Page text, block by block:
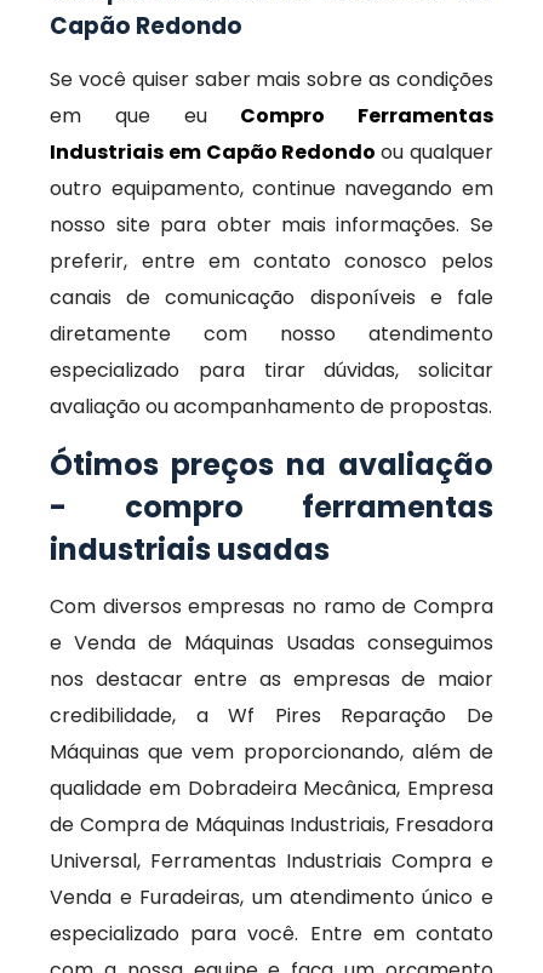
Capão Redondo
Se você quiser saber mais sobre as condições
em que eu Compro Ferramentas
Industriais em Capão Redondoou qualquer
outro equipamento, continue navegando em
nosso site para obter mais informações. Se
preferir, entre em contato conosco pelos
canais de comunicação disponíveis e fale
diretamente com nosso atendimento
especializado para tirar dúvidas, solicitar
avaliação ou acompanhamento de propostas.
Ótimos preços na avaliação
- compro ferramentas
industriais usadas
Com diversos empresas no ramo de Compra
e Venda de Máquinas Usadas conseguimos
nos destacar entre as empresas de maior
credibilidade, a Wf Pires Reparação De
Máquinas que vem proporcionando, além de
qualidade em Dobradeira Mecânica, Empresa
de Compra de Máquinas Industriais, Fresadora
Universal, Ferramentas Industriais Compra e
Venda e Furadeiras, um atendimento único e
especializado para você. Entre em contato